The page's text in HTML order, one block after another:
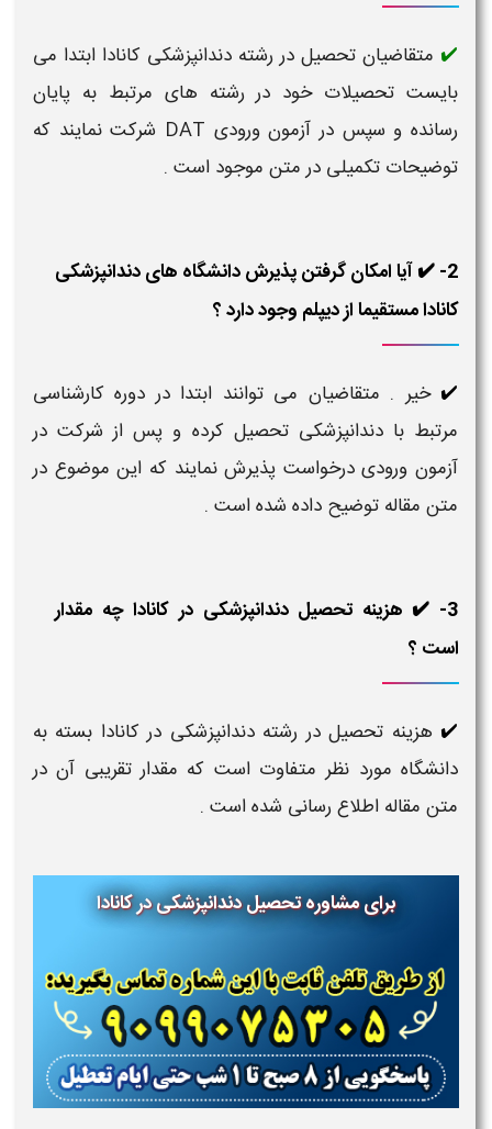
✔️ متقاضیان تحصیل در رشته دندانپزشکی کانادا ابتدا می
بایست تحصیلات خود در رشته های مرتبط به پایان
رسانده و سپس در آزمون ورودی DAT شرکت نمایند که
توضیحات تکمیلی در متن موجود است .
2- ✔️ آیا امکان گرفتن پذیرش دانشگاه های دندانپزشکی
کانادا مستقیما از دیپلم وجود دارد ؟
✔️خیر . متقاضیان می توانند ابتدا در دوره کارشناسی
مرتبط با دندانپزشکی تحصیل کرده و پس از شرکت در
آزمون ورودی درخواست پذیرش نمایند که این موضوع در
متن مقاله توضیح داده شده است .
3- ✔️ هزینه تحصیل دندانپزشکی در کانادا چه مقدار
است ؟
✔️ هزینه تحصیل در رشته دندانپزشکی در کانادا بسته به
دانشگاه مورد نظر متفاوت است که مقدار تقریبی آن در
متن مقاله اطلاع رسانی شده است .
برای مشاوره تحصیل دندانپزشکی در کانادا